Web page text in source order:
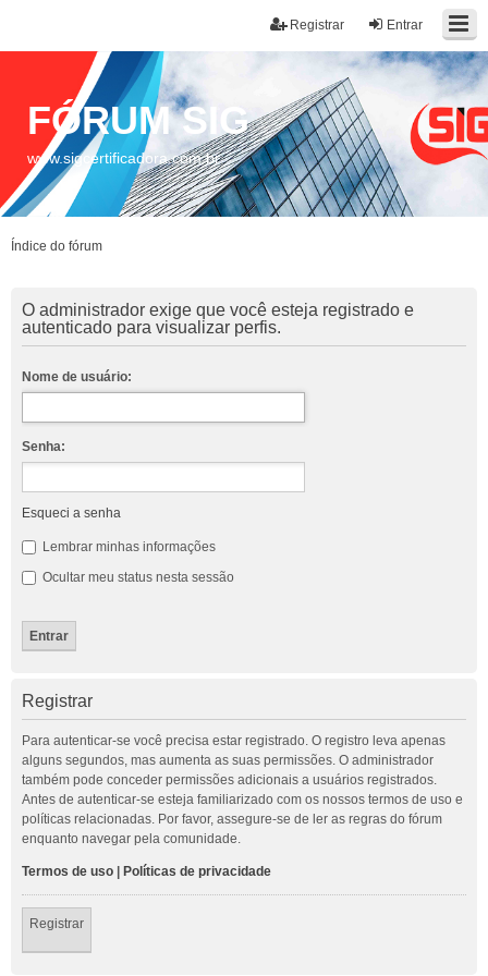
Entrar
Registrar
FÓRUM SIG
www.sigcertificadora.com.br
Índice do fórum
O administrador exige que você esteja registrado e
autenticado para visualizar perfis.
Nome de usuário:
Senha:
Esqueci a senha
Lembrar minhas informações
Ocultar meu status nesta sessão
Registrar
Para autenticar-se você precisa estar registrado. O registro leva apenas
alguns segundos, mas aumenta as suas permissões. O administrador
também pode conceder permissões adicionais a usuários registrados.
Antes de autenticar-se esteja familiarizado com os nossos termos de uso e
políticas relacionadas. Por favor, assegure-se de ler as regras do fórum
enquanto navegar pela comunidade.
Termos de uso Políticas de privacidade
Registrar